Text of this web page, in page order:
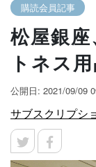
購読会員記事
松屋銀
トネス
公開日: 2021/09/09
サブスクリプシ